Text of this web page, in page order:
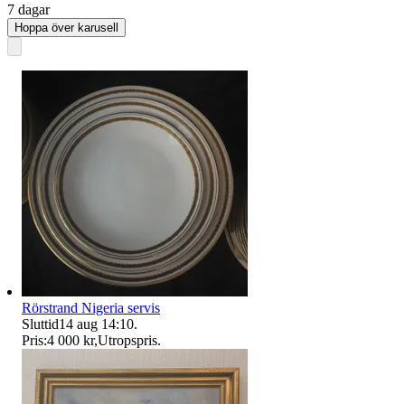
7 dagar
Hoppa över karusell
Rörstrand Nigeria servis
Sluttid14 aug 14:10.
Pris:4 000 kr,Utropspris.